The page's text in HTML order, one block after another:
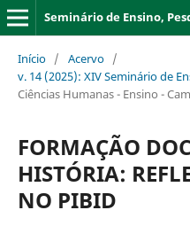
Seminário de Ensino,
Início / Acervo /
v. 14 (2025): XIV Seminário de
Ciências Humanas - Ensino -
FORMAÇÃO
HISTÓRIA:
NO PIBID